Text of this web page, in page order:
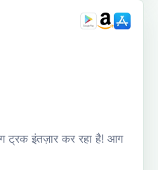
ट्रक इंतज़ार कर रहा है! आग